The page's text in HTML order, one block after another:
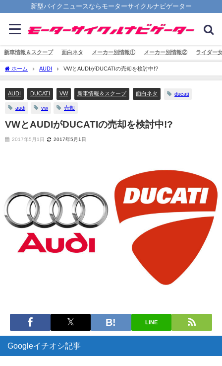
新型バイクニュースならモーターサイクルナビゲーター
新車情報＆スクープ 面白ネタ メーカー別情報① メーカー別情報② ライダー
ホーム AUDI VWとAUDIがDUCATIの売却を検討中!?
AUDI DUCATI VW 新車情報＆スクープ 面白ネタ ducati
audi vw 売却
VWとAUDIがDUCATIの売却を検討中!?
2017年5月1日 2017年5月1日
LINE
Googleイチオシ記事